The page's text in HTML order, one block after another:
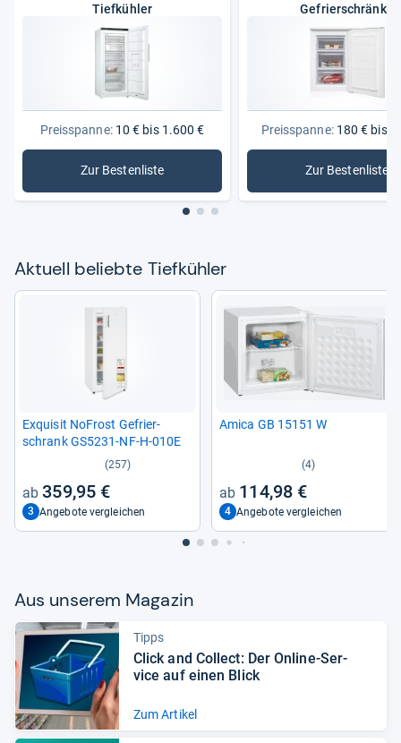
Tiefkühler
Preisspanne:10 € bis 1.600 €
Zur Bestenliste
: Tiefkühler
Gefrierschränke
Preisspanne:180 € bis
Zur Bestenliste
:
Aktu­ell beliebte Tief­küh­ler
Exqui­sit NoFrost Gefrier­
schrank GS5231-​NF-​H-​010E
(257)
359,95 €
3 Angebote vergleichen
Amica GB 15151 W
(4)
114,98 €
4 Angebote vergleichen
Aus unse­rem Maga­zin
Tipps
Click and Col­lect: Der Online-​Ser­
vice auf einen Blick
Zum Artikel